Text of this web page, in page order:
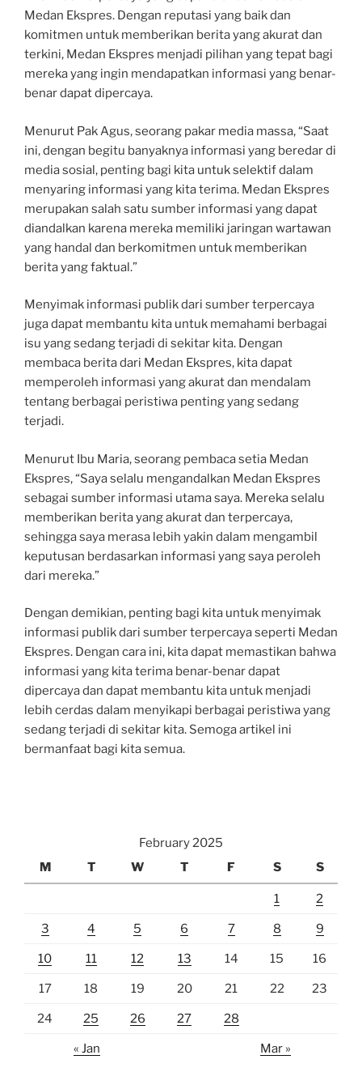
Medan Ekspres. Dengan reputasi yang baik dan
komitmen untuk memberikan berita yang akurat dan
terkini, Medan Ekspres menjadi pilihan yang tepat bagi
mereka yang ingin mendapatkan informasi yang benar-
benar dapat dipercaya.
Menurut Pak Agus, seorang pakar media massa, “Saat
ini, dengan begitu banyaknya informasi yang beredar di
media sosial, penting bagi kita untuk selektif dalam
menyaring informasi yang kita terima. Medan Ekspres
merupakan salah satu sumber informasi yang dapat
diandalkan karena mereka memiliki jaringan wartawan
yang handal dan berkomitmen untuk memberikan
berita yang faktual.”
Menyimak informasi publik dari sumber terpercaya
juga dapat membantu kita untuk memahami berbagai
isu yang sedang terjadi di sekitar kita. Dengan
membaca berita dari Medan Ekspres, kita dapat
memperoleh informasi yang akurat dan mendalam
tentang berbagai peristiwa penting yang sedang
terjadi.
Menurut Ibu Maria, seorang pembaca setia Medan
Ekspres, “Saya selalu mengandalkan Medan Ekspres
sebagai sumber informasi utama saya. Mereka selalu
memberikan berita yang akurat dan terpercaya,
sehingga saya merasa lebih yakin dalam mengambil
keputusan berdasarkan informasi yang saya peroleh
dari mereka.”
Dengan demikian, penting bagi kita untuk menyimak
informasi publik dari sumber terpercaya seperti Medan
Ekspres. Dengan cara ini, kita dapat memastikan bahwa
informasi yang kita terima benar-benar dapat
dipercaya dan dapat membantu kita untuk menjadi
lebih cerdas dalam menyikapi berbagai peristiwa yang
sedang terjadi di sekitar kita. Semoga artikel ini
bermanfaat bagi kita semua.
February 2025
M
T W T F S S
1 2
3 4 5 6 7 8 9
10 11 12 13 14 15 16
17 18 19 20 21 22 23
24 25 26 27 28
« Jan Mar »